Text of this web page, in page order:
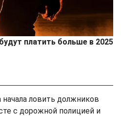
платить больше в 2025
начала ловить должников
с дорожной полицией и